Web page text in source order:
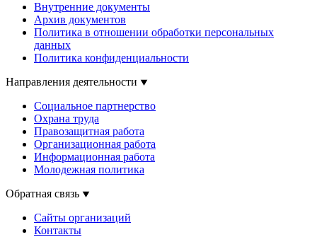
Внутренние документы
Архив документов
Политика в отношении обработки персональных
данных
Политика конфиденциальности
Направления деятельности
Социальное партнерство
Охрана труда
Правозащитная работа
Организационная работа
Информационная работа
Молодежная политика
Обратная связь
Сайты организаций
Контакты